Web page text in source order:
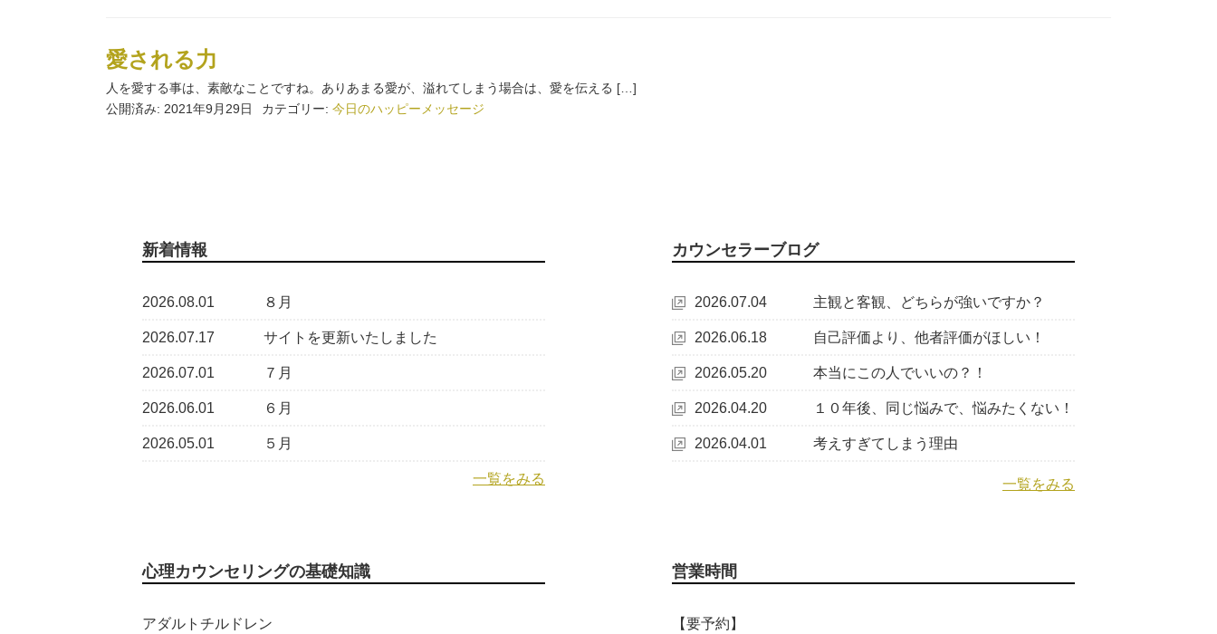
愛される力
人を愛する事は、素敵なことですね。ありあまる愛が、溢れてしまう場合は、愛を伝える […]
公開済み: 2021年9月29日
カテゴリー: 今日のハッピーメッセージ
新着情報
2026.08.01 ８月
2026.07.17 サイトを更新いたしました
2026.07.01 ７月
2026.06.01 ６月
2026.05.01 ５月
一覧をみる
カウンセラーブログ
2026.07.04 主観と客観、どちらが強いですか？
2026.06.18 自己評価より、他者評価がほしい！
2026.05.20 本当にこの人でいいの？！
2026.04.20 １０年後、同じ悩みで、悩みたくない！
2026.04.01 考えすぎてしまう理由
一覧をみる
心理カウンセリングの基礎知識
アダルトチルドレン
営業時間
【要予約】